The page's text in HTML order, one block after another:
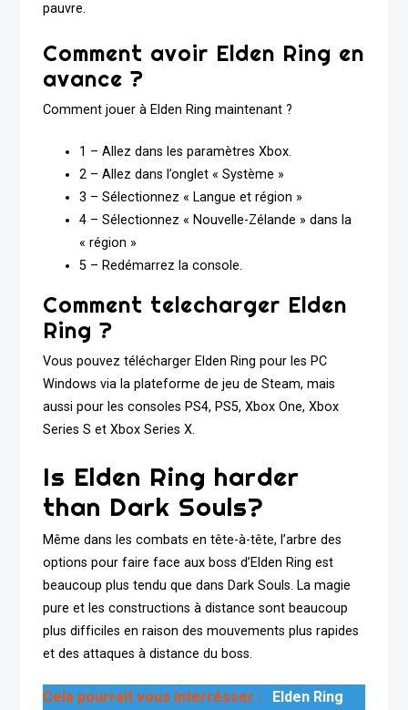
pauvre.
Comment avoir Elden Ring en
avance ?
Comment jouer à Elden Ring maintenant ?
1 – Allez dans les paramètres Xbox.
2 – Allez dans l’onglet « Système »
3 – Sélectionnez « Langue et région »
4 – Sélectionnez « Nouvelle-Zélande » dans la
« région »
5 – Redémarrez la console.
Comment telecharger Elden
Ring ?
Vous pouvez télécharger Elden Ring pour les PC
Windows via la plateforme de jeu de Steam, mais
aussi pour les consoles PS4, PS5, Xbox One, Xbox
Series S et Xbox Series X.
Is Elden Ring harder
than Dark Souls?
Même dans les combats en tête-à-tête, l’arbre des
options pour faire face aux boss d’Elden Ring est
beaucoup plus tendu que dans Dark Souls. La magie
pure et les constructions à distance sont beaucoup
plus difficiles en raison des mouvements plus rapides
et des attaques à distance du boss.
Cela pourrait vous interrésser :
Elden Ring